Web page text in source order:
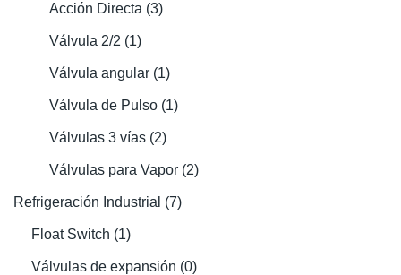
Acción Directa (3)
Válvula 2/2 (1)
Válvula angular (1)
Válvula de Pulso (1)
Válvulas 3 vías (2)
Válvulas para Vapor (2)
Refrigeración Industrial (7)
Float Switch (1)
Válvulas de expansión (0)